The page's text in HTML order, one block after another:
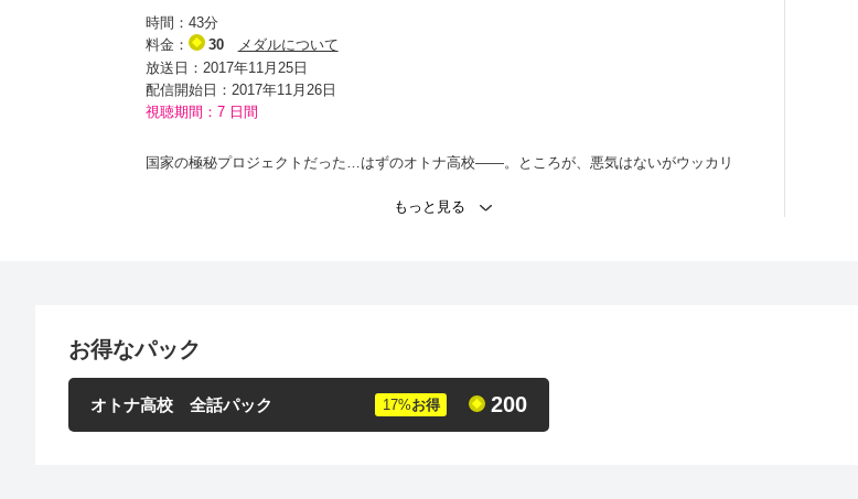
時間： 43分
料金：
30
メダルについて
放送日：2017年11月25日
配信開始日： 2017年11月26日
視聴期間：7 日間
国家の極秘プロジェクトだった…はずのオトナ高校――。ところが、悪気はないがウッカリ
田勘助（高橋克実）の写真がSNSに流出。オトナ高校の情報とともに拡散し始めた！ 校長
お得なパック
オトナ高校 全話パック 17%お得 200